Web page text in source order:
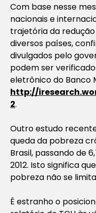
Com base nesse
nacionais e
trajetória da
diversos países,
divulgados pelo
podem ser
eletrônico do Banco
http://
2.
Outro estudo
queda da pobreza
Brasil, passando de
2012. Isto significa
pobreza não se
É estranho o